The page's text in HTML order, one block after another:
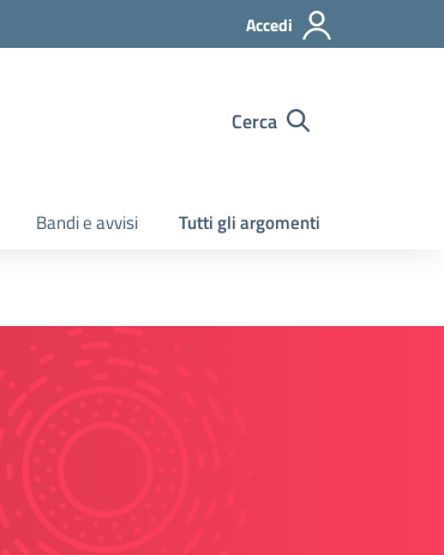
Accedi
Cerca
Bandi e avvisi Tutti gli argomenti